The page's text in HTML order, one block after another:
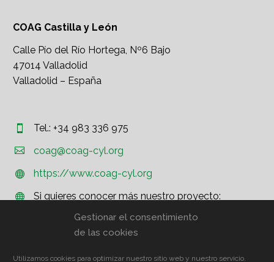
Gestionar el consentimiento
de las cookies
Utilizamos cookies para optimizar nuestro sitio web y nuestro servicio.
COAG Castilla y León
Calle Pío del Río Hortega, Nº6 Bajo
47014 Valladolid
Valladolid – España

 Tel.: +34 983 336 975

 coag@coag-cyl.org

 https://www.coag-cyl.org


Si quieres conocer más nuestro proyecto:
http://www.coag.org